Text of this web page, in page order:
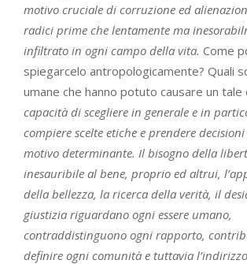
motivo cruciale di corruzione ed
radici prime che lentamente ma
infiltrato in ogni campo della vita. Come
spiegarcelo antropologicamente? Quali
umane che hanno potuto causare un tale
capacità di scegliere in generale e in
compiere scelte etiche e prendere
motivo determinante. Il bisogno della
inesauribile al bene, proprio ed altrui,
della bellezza, la ricerca della verità, il
giustizia riguardano ogni essere umano,
contraddistinguono ogni rapporto,
definire ogni comunità e tuttavia